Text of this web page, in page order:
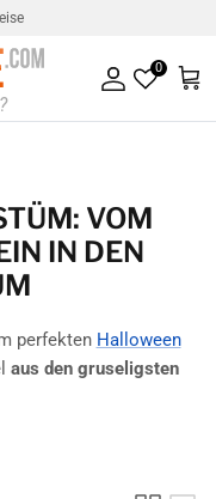
0
Konto
VOM
IN DEN
perfekten Halloween
aus den gruseligsten
Freunde mit einem